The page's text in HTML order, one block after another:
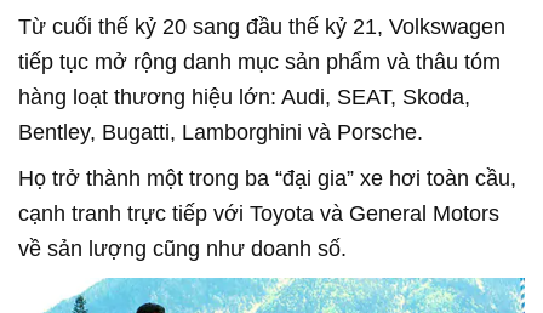
Từ cuối thế kỷ 20 sang đầu thế kỷ 21, Volkswagen
tiếp tục mở rộng danh mục sản phẩm và thâu tóm
hàng loạt thương hiệu lớn: Audi, SEAT, Skoda,
Bentley, Bugatti, Lamborghini và Porsche.
Họ trở thành một trong ba “đại gia” xe hơi toàn cầu,
cạnh tranh trực tiếp với Toyota và General Motors
về sản lượng cũng như doanh số.